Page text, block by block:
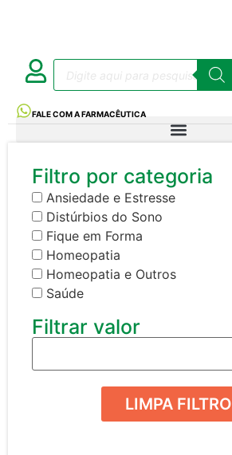
FALE COM A FARMACÊUTICA
Filtro por categoria
Ansiedade e Estresse
Distúrbios do Sono
Fique em Forma
Homeopatia
Homeopatia e Outros
Saúde
Filtrar valor
LIMPA FILTRO